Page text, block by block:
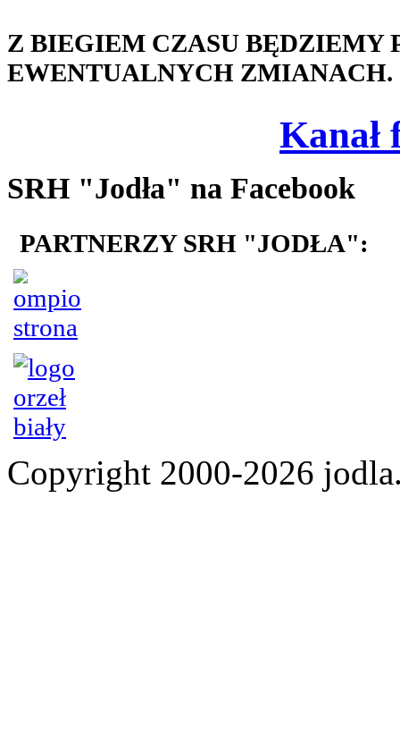
Z BIEGIEM CZASU BĘDZIEMY
EWENTUALNYCH ZMIANACH.
SRH "Jodła" na Facebook
PARTNERZY SRH "JODŁA":
Copyright 2000-2026